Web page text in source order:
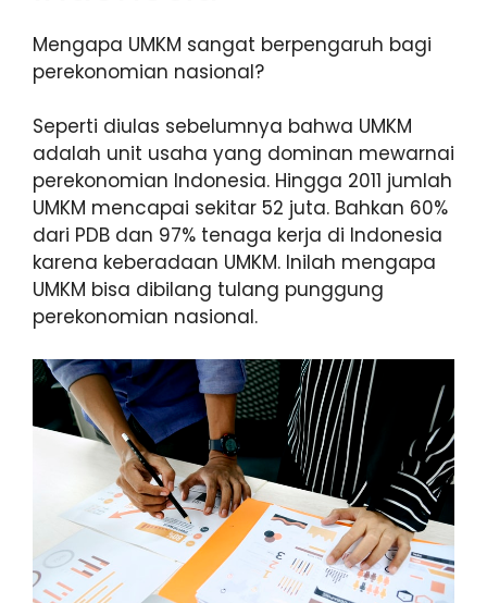
Mengapa UMKM sangat berpengaruh bagi
perekonomian nasional?
Seperti diulas sebelumnya bahwa UMKM
adalah unit usaha yang dominan mewarnai
perekonomian Indonesia. Hingga 2011 jumlah
UMKM mencapai sekitar 52 juta. Bahkan 60%
dari PDB dan 97% tenaga kerja di Indonesia
karena keberadaan UMKM. Inilah mengapa
UMKM bisa dibilang tulang punggung
perekonomian nasional.